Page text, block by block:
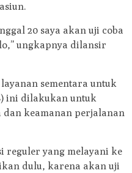
20 saya akan uji coba
ungkapnya dilansir
sementara untuk
ini dilakukan untuk
keamanan perjalanan
reguler yang melayani ke
dulu, karena akan uji